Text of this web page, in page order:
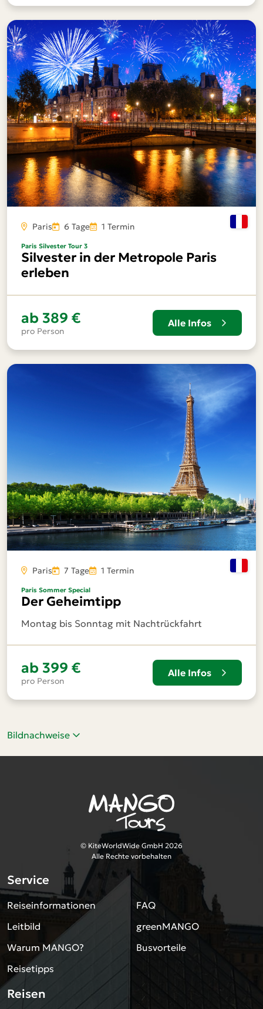
Paris 6 Tage 1 Termin
Paris Silvester Tour 3
Silvester in der Metropole Paris
erleben
ab 389 €
pro Person
Alle Infos
Paris 7 Tage 1 Termin
Paris Sommer Special
Der Geheimtipp
Montag bis Sonntag mit Nachtrückfahrt
ab 399 €
pro Person
Alle Infos
Bildnachweise
© KiteWorldWide GmbH 2026
Alle Rechte vorbehalten
Service
Reiseinformationen
Leitbild
Warum MANGO?
Reisetipps
FAQ
greenMANGO
Busvorteile
Reisen